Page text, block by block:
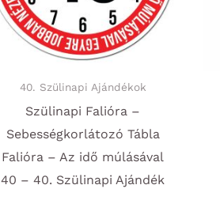
40. Szülinapi Ajándékok
Szülinapi Falióra –
Sebességkorlátozó Tábla
Falióra – Az idő múlásával
40 – 40. Szülinapi Ajándék